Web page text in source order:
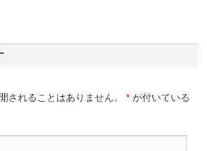
されることはありません。 * が付いている